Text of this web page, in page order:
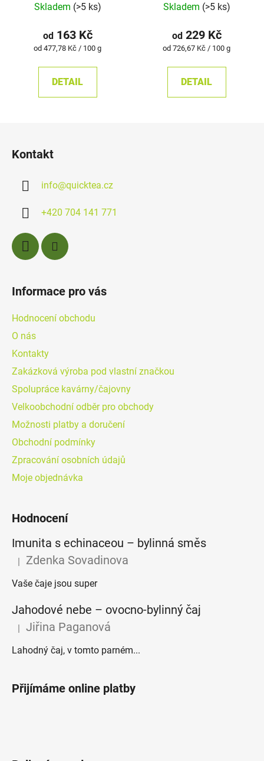
Skladem (>5 ks)
od163 Kč
Měrná
od 477,78 Kč / 100 g
DETAIL
Skladem (>5 ks)
od229 Kč
Měrná
od 726,67 Kč / 100 g
DETAIL
Kontakt
info@quicktea.cz
+420 704 141 771
Informace pro vás
Hodnocení obchodu
O nás
Kontakty
Zakázková výroba pod vlastní značkou
Spolupráce kavárny/čajovny
Velkoobchodní odběr pro obchody
Možnosti platby a doručení
Obchodní podmínky
Zpracování osobních údajů
Moje objednávka
Hodnocení
Imunita s echinaceou – bylinná směs
Hodnocení produktu je 5 z 5 hvězdiček.
Zdenka Sovadinova
Vaše čaje jsou super
Jahodové nebe – ovocno-bylinný čaj
Hodnocení produktu je 5 z 5 hvězdiček.
Jiřina Paganová
Lahodný čaj, v tomto parném...
Přijímáme online platby